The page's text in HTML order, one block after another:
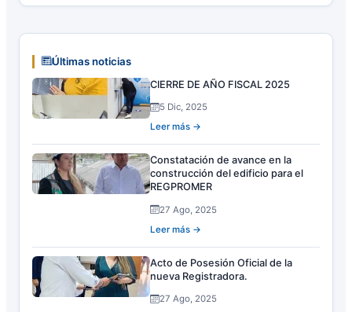
Últimas noticias
CIERRE DE AÑO FISCAL 2025
5 Dic, 2025
Leer más →
Constatación de avance en la
construcción del edificio para el
REGPROMER
27 Ago, 2025
Leer más →
Acto de Posesión Oficial de la
nueva Registradora.
27 Ago, 2025